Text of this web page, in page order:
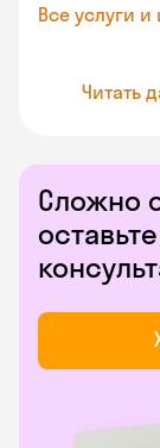
Все услуги и
Читать
Сложно